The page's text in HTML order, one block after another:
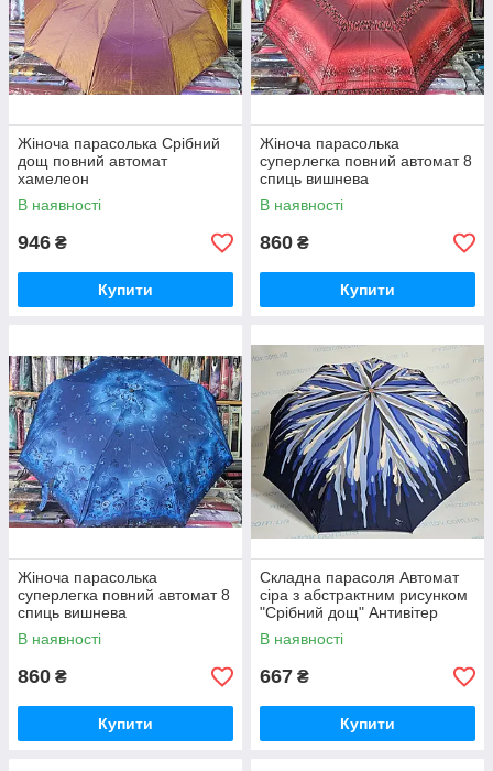
Жіноча парасолька Срібний
дощ повний автомат
хамелеон
В наявності
946 ₴
Купити
Жіноча парасолька
суперлегка повний автомат 8
спиць вишнева
В наявності
860 ₴
Купити
Жіноча парасолька
суперлегка повний автомат 8
спиць вишнева
В наявності
860 ₴
Купити
Складна парасоля Автомат
сіра з абстрактним рисунком
"Срібний дощ" Антивітер
В наявності
667 ₴
Купити